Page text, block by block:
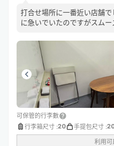
打合せ場所に一番近い店舗
に急いでいたのですがスム
可保管的行李數
行李箱尺寸 :20 手提包尺寸 :
利用可